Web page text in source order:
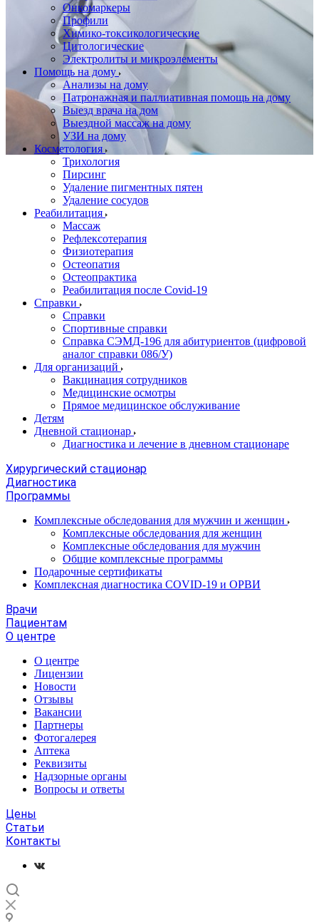
Онкомаркеры
Профили
Химико-токсикологические
Цитологические
Электролиты и микроэлементы
Помощь на дому
Анализы на дому
Патронажная и паллиативная помощь на дому
Выезд врача на дом
Выездной массаж на дому
УЗИ на дому
Косметология
Трихология
Пирсинг
Удаление пигментных пятен
Удаление сосудов
Реабилитация
Массаж
Рефлексотерапия
Физиотерапия
Остеопатия
Остеопрактика
Реабилитация после Covid-19
Справки
Справки
Спортивные справки
Справка СЭМД‑196 для абитуриентов (цифровой
аналог справки 086/У)
Для организаций
Вакцинация сотрудников
Медицинские осмотры
Прямое медицинское обслуживание
Детям
Дневной стационар
Диагностика и лечение в дневном стационаре
Хирургический стационар
Диагностика
Программы
Комплексные обследования для мужчин и женщин
Комплексные обследования для женщин
Комплексные обследования для мужчин
Общие комплексные программы
Подарочные сертификаты
Комплексная диагностика COVID-19 и ОРВИ
Врачи
Пациентам
О центре
О центре
Лицензии
Новости
Отзывы
Вакансии
Партнеры
Фотогалерея
Аптека
Реквизиты
Надзорные органы
Вопросы и ответы
Цены
Статьи
Контакты